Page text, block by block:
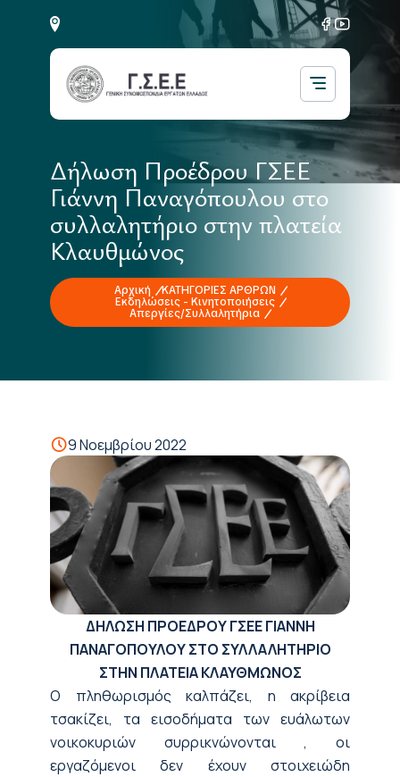
Δήλωση Προέδρου ΓΣΕΕ
Γιάννη Παναγόπουλου στο
συλλαλητήριο στην πλατεία
Κλαυθμώνος
Αρχική
ΚΑΤΗΓΟΡΙΕΣ ΑΡΘΡΩΝ
Εκδηλώσεις - Κινητοποιήσεις
Απεργίες/Συλλαλητήρια
9 Νοεμβρίου 2022
ΔΗΛΩΣΗ ΠΡΟΕΔΡΟΥ ΓΣΕΕ ΓΙΑΝΝΗ
ΠΑΝΑΓΟΠΟΥΛΟΥ ΣΤΟ ΣΥΛΛΑΛΗΤΗΡΙΟ
ΣΤΗΝ ΠΛΑΤΕΙΑ ΚΛΑΥΘΜΩΝΟΣ
Ο πληθωρισμός καλπάζει, η ακρίβεια
τσακίζει, τα εισοδήματα των ευάλωτων
νοικοκυριών συρρικνώνονται , οι
εργαζόμενοι δεν έχουν στοιχειώδη